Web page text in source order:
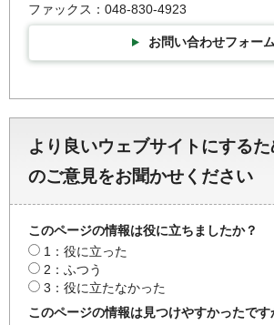
ファックス：048-830-4923
お問い合わせフォーム
より良いウェブサイトにするた
のご意見をお聞かせください
このページの情報は役に立ちましたか？
1：役に立った
2：ふつう
3：役に立たなかった
このページの情報は見つけやすかったです